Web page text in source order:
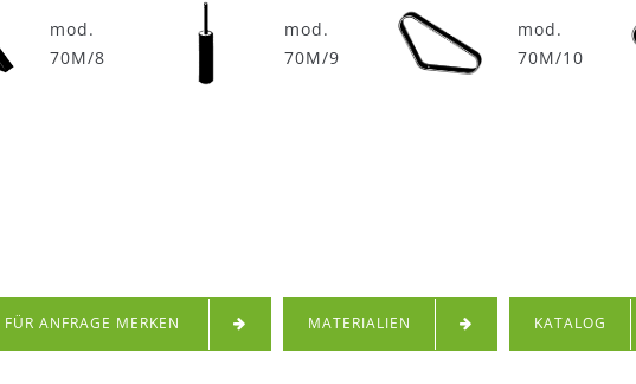
mod.
70M/8
mod.
70M/9
mod.
70M/10
FÜR ANFRAGE MERKEN MATERIALIEN KATALOG